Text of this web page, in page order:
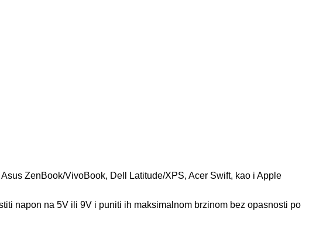
ZenBook/VivoBook, Dell Latitude/XPS, Acer Swift, kao i Apple
napon na 5V ili 9V i puniti ih maksimalnom brzinom bez opasnosti po